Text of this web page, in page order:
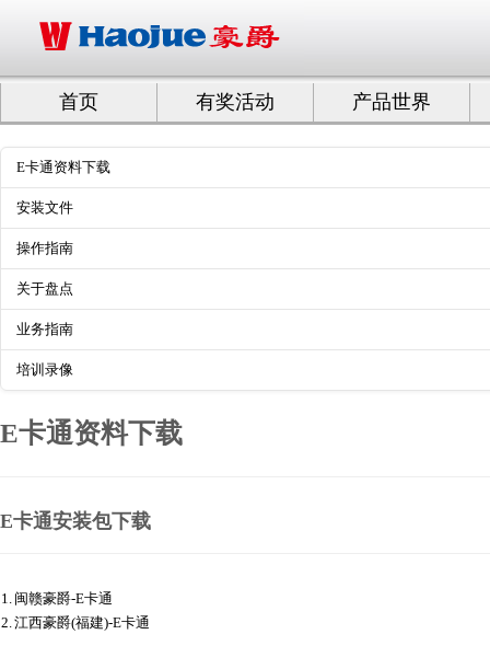
首页 有奖活动 产品世界
E卡通资料下载
安装文件
操作指南
关于盘点
业务指南
培训录像
E卡通资料下载
E卡通安装包下载
1. 闽赣豪爵-E卡通
2.江西豪爵(福建)-E卡通